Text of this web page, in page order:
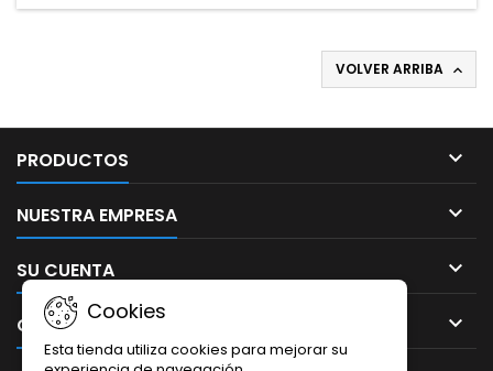
VOLVER ARRIBA 
PRODUCTOS 
NUESTRA EMPRESA 
SU CUENTA 
CONTACTO 
Cookies
Esta tienda utiliza cookies para mejorar su